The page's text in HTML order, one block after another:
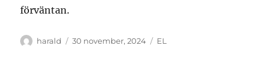
förväntan.
Författare
harald
Publicerat
30 november, 2024 Kategorier
EL